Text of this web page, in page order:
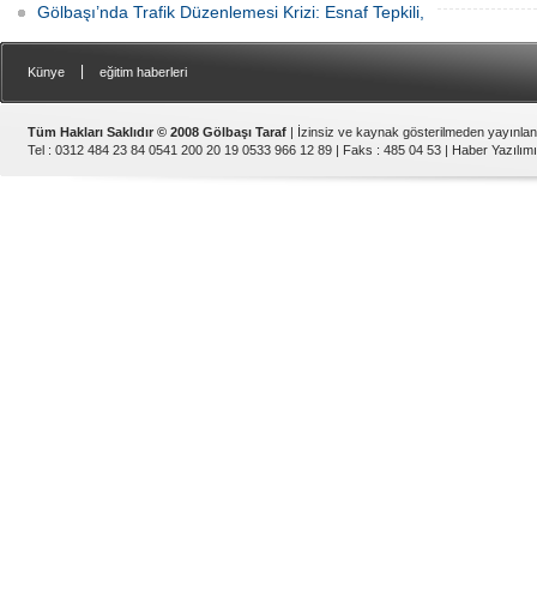
Gölbaşı’nda Trafik Düzenlemesi Krizi: Esnaf Tepkili,
Künye eğitim haberleri
Tüm Hakları Saklıdır © 2008 Gölbaşı Taraf | İzinsiz ve kaynak gösterilmeden
Tel : 0312 484 23 84 0541 200 20 19 0533 966 12 89 | Faks : 485 04 53 |
Haber Yazılımı